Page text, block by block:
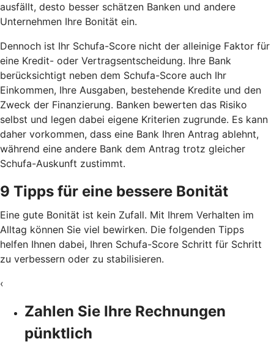
ausfällt, desto besser schätzen Banken und andere
Unternehmen Ihre Bonität ein.
Dennoch ist Ihr Schufa-Score nicht der alleinige Faktor für
eine Kredit- oder Vertragsentscheidung. Ihre Bank
berücksichtigt neben dem Schufa-Score auch Ihr
Einkommen, Ihre Ausgaben, bestehende Kredite und den
Zweck der Finanzierung. Banken bewerten das Risiko
selbst und legen dabei eigene Kriterien zugrunde. Es kann
daher vorkommen, dass eine Bank Ihren Antrag ablehnt,
während eine andere Bank dem Antrag trotz gleicher
Schufa-Auskunft zustimmt.
9 Tipps für eine bessere Bonität
Eine gute Bonität ist kein Zufall. Mit Ihrem Verhalten im
Alltag können Sie viel bewirken. Die folgenden Tipps
helfen Ihnen dabei, Ihren Schufa-Score Schritt für Schritt
zu verbessern oder zu stabilisieren.
‹
Zahlen Sie Ihre Rechnungen
pünktlich